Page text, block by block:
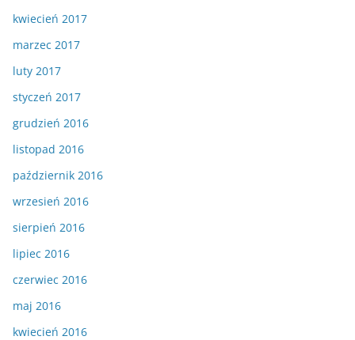
kwiecień 2017
marzec 2017
luty 2017
styczeń 2017
grudzień 2016
listopad 2016
październik 2016
wrzesień 2016
sierpień 2016
lipiec 2016
czerwiec 2016
maj 2016
kwiecień 2016